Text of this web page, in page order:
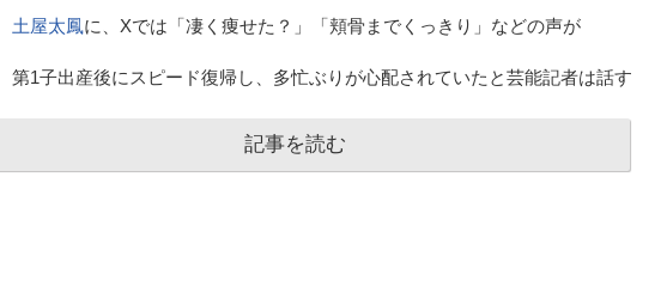
土屋太鳳に、Xでは「凄く痩せた？」「頬骨までくっきり」などの声が
第1子出産後にスピード復帰し、多忙ぶりが心配されていたと芸能記者は話す
記事を読む